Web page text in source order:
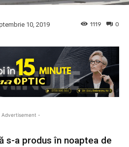
10, 2019 0
1119
Advertisement -
s-a produs în noaptea de